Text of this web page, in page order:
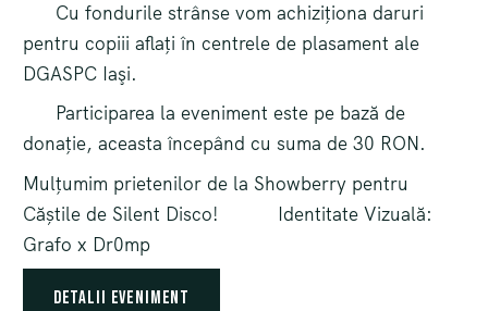
Cu fondurile strânse vom achiziționa daruri
pentru copiii aflați în centrele de plasament ale
DGASPC Iaşi.
Participarea la eveniment este pe bază de
donație, aceasta începând cu suma de 30 RON.
Mulțumim prietenilor de la Showberry pentru
Căștile de Silent Disco!
Identitate Vizuală:
Grafo x Dr0mp
Detalii eveniment